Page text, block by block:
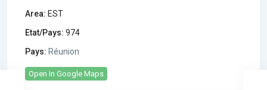
Area: EST
Etat/Pays: 974
Pays: Réunion
Open In Google Maps